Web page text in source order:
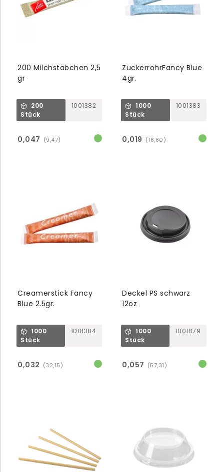
200 Milchstäbchen 2,5
gr
200
Stück
1001382
0,047 (9,47)
ZuckerrohrFancy Blue
4gr.
1000
Stück
1001383
0,019 (18,80)
Creamerstick Fancy
Blue 2.5gr.
1000
Stück
1001384
0,032 (32,15)
Deckel PS schwarz
12oz
1000
Stück
1001079
0,057 (57,31)